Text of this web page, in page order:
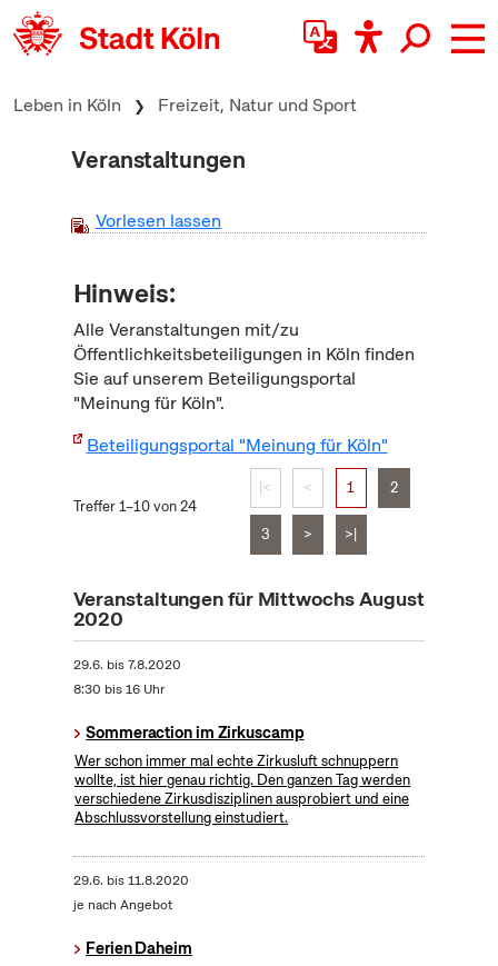
zum Inhalt springen
Leben in Köln Freizeit, Natur und Sport
Veranstaltungen
Vorlesen lassen
Hinweis:
Alle Veranstaltungen mit/zu
Öffentlichkeitsbeteiligungen in Köln finden
Sie auf unserem Beteiligungsportal
"Meinung für Köln".
Beteiligungsportal "Meinung für Köln"
Treffer 1–10 von 24
|< < 1 2
3 > >|
Veranstaltungen für Mittwochs August
2020
29.6. bis7.8.2020
8:30 bis 16 Uhr
Sommeraction im Zirkuscamp
Wer schon immer mal echte Zirkusluft schnuppern
wollte, ist hier genau richtig. Den ganzen Tag werden
verschiedene Zirkusdisziplinen ausprobiert und eine
Abschlussvorstellung einstudiert.
29.6. bis11.8.2020
je nach Angebot
Ferien Daheim